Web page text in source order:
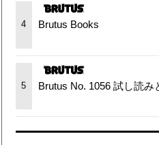
4 Brutus Books
5 Brutus No. 1056 試し読み